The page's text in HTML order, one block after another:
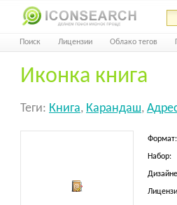
Поиск Лицензии Облако тегов
Иконка книга
Теги: Книга, Карандаш,
Формат:
Набор: